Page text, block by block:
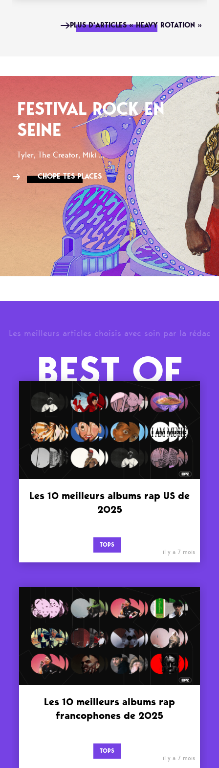
PLUS D'ARTICLES « HEAVY ROTATION »
FESTIVAL ROCK EN
SEINE
Tyler, The Creator, Miki ...
CHOPE TES PLACES
Les meilleurs articles choisis avec soin par la rédac
BEST OF
Les 10 meilleurs albums rap US de
2025
TOPS
il y a 7 mois
Les 10 meilleurs albums rap
francophones de 2025
TOPS
il y a 7 mois